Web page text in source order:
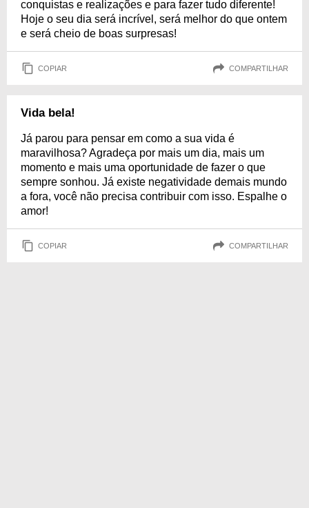
conquistas e realizações e para fazer tudo diferente!
Hoje o seu dia será incrível, será melhor do que ontem
e será cheio de boas surpresas!
COPIAR COMPARTILHAR
Vida bela!
Já parou para pensar em como a sua vida é
maravilhosa? Agradeça por mais um dia, mais um
momento e mais uma oportunidade de fazer o que
sempre sonhou. Já existe negatividade demais mundo
a fora, você não precisa contribuir com isso. Espalhe o
amor!
COPIAR COMPARTILHAR